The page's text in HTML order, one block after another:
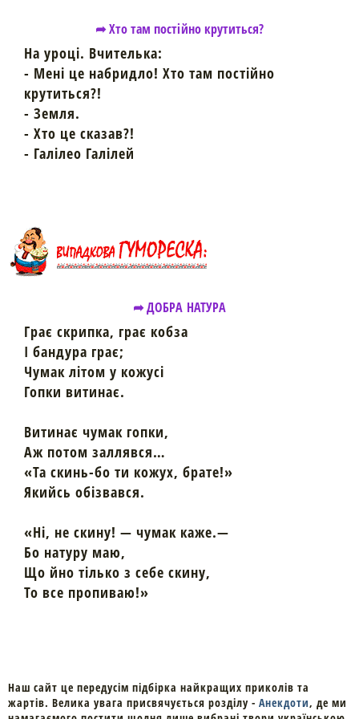
➦ Хто там постійно крутиться?
На уроці. Вчителька:
- Мені це набридло! Хто там постійно
крутиться?!
- Земля.
- Хто це сказав?!
- Галілео Галілей
➦ ДОБРА НАТУРА
Грає скрипка, грає кобза
І бандура грає;
Чумак літом у кожусі
Гопки витинає.
Витинає чумак гопки,
Аж потом заллявся…
«Та скинь-бо ти кожух, брате!»
Якийсь обізвався.
«Ні, не скину! — чумак каже.—
Бо натуру маю,
Що йно тілько з себе скину,
То все пропиваю!»
Наш сайт це передусім підбірка найкращих приколів та
жартів. Велика увага присвячується розділу - Анекдоти, де ми